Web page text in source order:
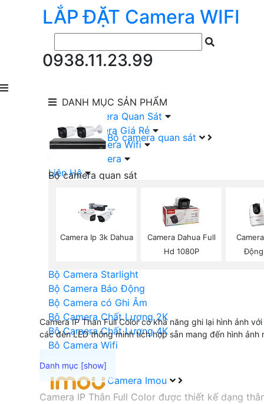
LẮP ĐẶT Camera WIFI
0938.11.23.99
DANH MỤC SẢN PHẨM
Bộ camera quan sát
Bộ camera quan sát
Camera KBVISION Trọn Bộ
Camera DAHUA Trọn Bộ
Camera giá Rẻ Trọn Bộ
Bộ Camera Starlight
Bộ Camera Báo Động
Bộ Camera có Ghi Âm
Bộ Camera Chất Lượng 2K
Bộ Camera Chất Lượng 4K
Bộ Camera Wifi
Camera Imou
lắp Đặt Camera Quan Sát
Lắp Bộ Camera Giá Rẻ
Lắp Đặt Camera Wifi
Đầu Ghi Camera
Liên Hệ
Camera Ip 3k Dahua
Camera Dahua Full
Hd 1080P
Động
Camera IP Than Full Color có khả năng ghi lại hình ảnh
các đèn LED thông minh tích hợp sẵn mang đến hình
Camera IP Thân Full Color được thiết kế dạng